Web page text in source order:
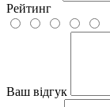
Рейтинг
Ваш відгук